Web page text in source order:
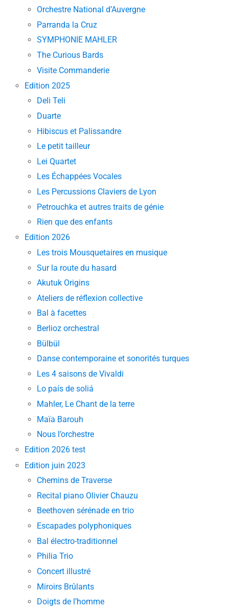
Orchestre National d’Auvergne
Parranda la Cruz
SYMPHONIE MAHLER
The Curious Bards
Visite Commanderie
Edition 2025
Deli Teli
Duarte
Hibiscus et Palissandre
Le petit tailleur
Lei Quartet
Les Échappées Vocales
Les Percussions Claviers de Lyon
Petrouchka et autres traits de génie
Rien que des enfants
Edition 2026
Les trois Mousquetaires en musique
Sur la route du hasard
Akutuk Origins
Ateliers de réflexion collective
Bal à facettes
Berlioz orchestral
Bülbül
Danse contemporaine et sonorités turques
Les 4 saisons de Vivaldi
Lo país de soliá
Mahler, Le Chant de la terre
Maïa Barouh
Nous l’orchestre
Edition 2026 test
Edition juin 2023
Chemins de Traverse
Recital piano Olivier Chauzu
Beethoven sérénade en trio
Escapades polyphoniques
Bal électro-traditionnel
Philia Trio
Concert illustré
Miroirs Brûlants
Doigts de l’homme